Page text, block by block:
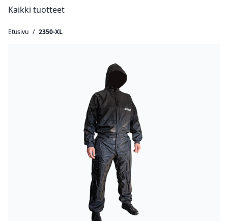
Kaikki tuotteet
Etusivu / 2350-XL